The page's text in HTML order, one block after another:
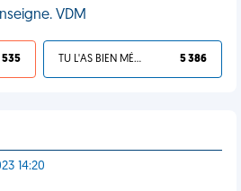
VDM
535 TU L'AS BIEN MÉRITÉ 5 386
14:20